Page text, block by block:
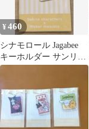
¥460
シナモロール Jagabee
キーホルダー サンリオ
アクリルチャーム ファ